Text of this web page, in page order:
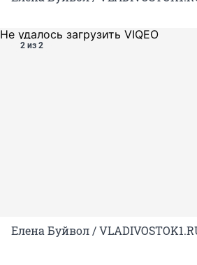
Не удалось загрузить VIQEO
2 из 2
Елена Буйвол /